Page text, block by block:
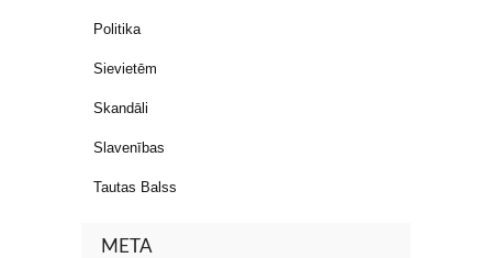
Politika
Sievietēm
Skandāli
Slavenības
Tautas Balss
META